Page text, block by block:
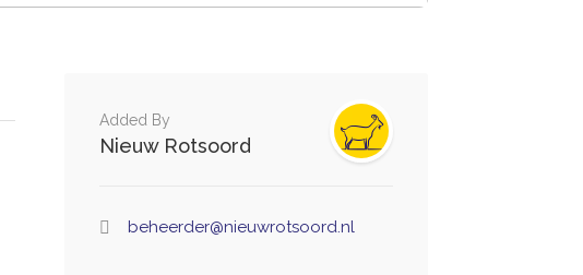
Added By
Nieuw Rotsoord
beheerder@nieuwrotsoord.nl